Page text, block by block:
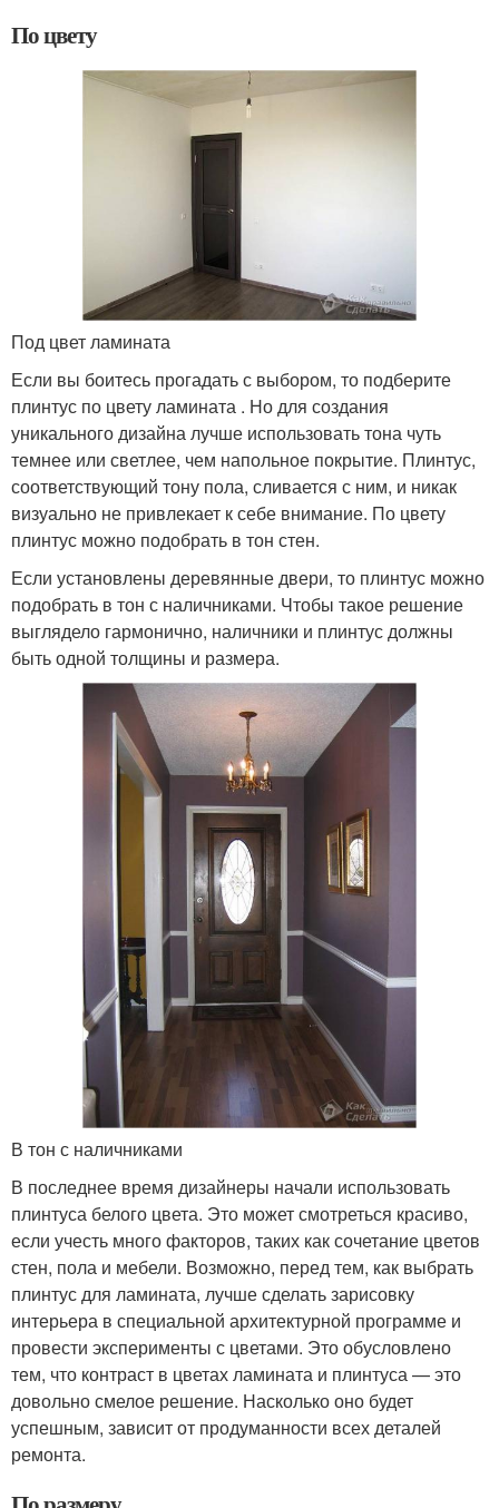
По цвету
Под цвет ламината
Если вы боитесь прогадать с выбором, то подберите
плинтус по цвету ламината . Но для создания
уникального дизайна лучше использовать тона чуть
темнее или светлее, чем напольное покрытие. Плинтус,
соответствующий тону пола, сливается с ним, и никак
визуально не привлекает к себе внимание. По цвету
плинтус можно подобрать в тон стен.
Если установлены деревянные двери, то плинтус можно
подобрать в тон с наличниками. Чтобы такое решение
выглядело гармонично, наличники и плинтус должны
быть одной толщины и размера.
В тон с наличниками
В последнее время дизайнеры начали использовать
плинтуса белого цвета. Это может смотреться красиво,
если учесть много факторов, таких как сочетание цветов
стен, пола и мебели. Возможно, перед тем, как выбрать
плинтус для ламината, лучше сделать зарисовку
интерьера в специальной архитектурной программе и
провести эксперименты с цветами. Это обусловлено
тем, что контраст в цветах ламината и плинтуса — это
довольно смелое решение. Насколько оно будет
успешным, зависит от продуманности всех деталей
ремонта.